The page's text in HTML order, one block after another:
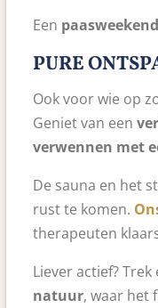
Een
PURE
Ook voor wie op
Geniet van een
verwennen met
De sauna en het
rust te komen.
therapeuten
Liever actief?
natuur, waar het